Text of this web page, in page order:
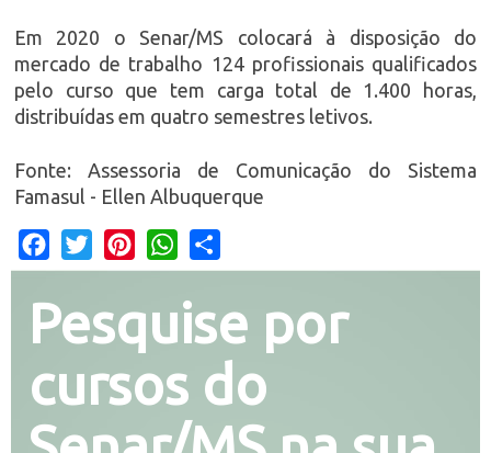
Em 2020 o Senar/MS colocará à disposição do
mercado de trabalho 124 profissionais qualificados
pelo curso que tem carga total de 1.400 horas,
distribuídas em quatro semestres letivos.
Fonte: Assessoria de Comunicação do Sistema
Famasul - Ellen Albuquerque
Facebook
Twitter PinterestWhatsApp
Pesquise por
cursos do